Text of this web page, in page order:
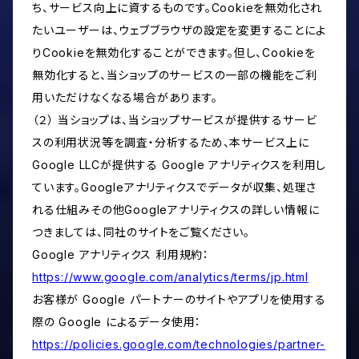
ち、サービス向上に資するものです。Cookieを無効化され
たいユーザーは、ウェブブラウザの設定を変更することによ
りCookieを無効化することができます。但し、Cookieを
無効化すると、当ショップのサービスの一部の機能をご利
用いただけなくなる場合があります。
（２） 当ショップは、当ショップサービスが提供するサービ
スの利用状況等を調査・分析するため、本サービス上に
Google LLCが提供する Google アナリティクスを利用し
ています。Googleアナリティクスでデータが収集、処理さ
れる仕組みその他Googleアナリティクスの詳しい情報に
つきましては、同社のサイトをご覧ください。
Google アナリティクス 利用規約：
https://www.google.com/analytics/terms/jp.html
お客様が Google パートナーのサイトやアプリを使用する
際の Google によるデータ使用：
https://policies.google.com/technologies/partner-